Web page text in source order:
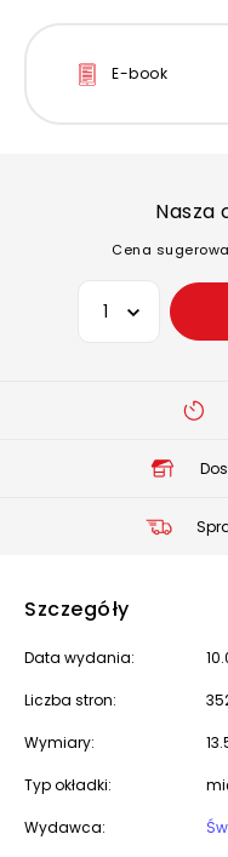
E-book
Nasza
Cena
Wybierz opcję
Szczegóły
Data wydania:
Liczba stron:
Wymiary:
Typ okładki:
Wydawca: